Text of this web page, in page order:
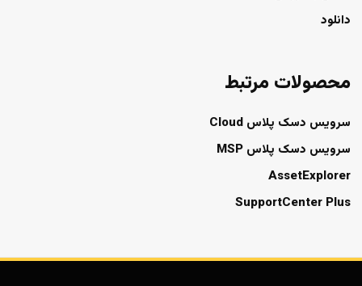
دانلود
محصولات مرتبط
سرویس دسک پلاس Cloud
سرویس دسک پلاس MSP
AssetExplorer
SupportCenter Plus